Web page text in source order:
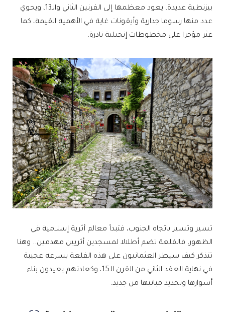
بيزنطية عديدة، يعود معظمها إلى القرنين الثاني والـ13، ويحوي
عدد منها رسوما جدارية وأيقونات غاية في الأهمية القيمة، كما
عثر مؤخرا على مخطوطات إنجيلية نادرة.
تسير وتسير باتجاه الجنوب، فتبدأ معالم أثرية إسلامية في
الظهور، فالقلعة تضم أطلالا لمسجدين أثريين مهدمين.. وهنا
تتذكر كيف سيطر العثمانيون على هذه القلعة بسرعة عجيبة
في نهاية العقد الثاني من القرن الـ15، وكعادتهم يعيدون بناء
أسوارها وتجديد مبانيها من جديد.